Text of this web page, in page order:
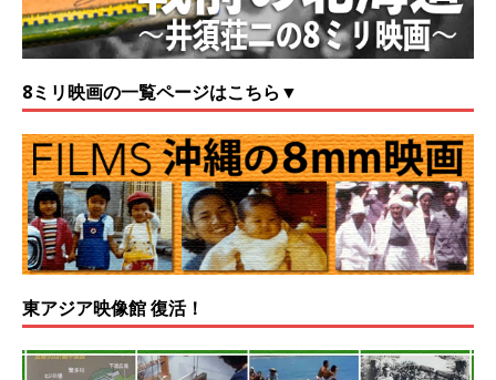
8ミリ映画の一覧ページはこちら▼
東アジア映像館 復活！